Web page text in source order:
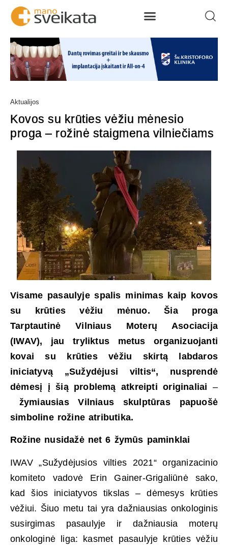
Aktualijos
Kovos su krūties vėžiu mėnesio
proga – rožinė staigmena vilniečiams
Visame pasaulyje spalis minimas kaip kovos
su krūties vėžiu mėnuo. Šia proga
Tarptautinė Vilniaus Moterų Asociacija
(IWAV), jau tryliktus metus organizuojanti
kovai su krūties vėžiu skirtą labdaros
iniciatyvą „Sužydėjusi viltis“, nusprendė
dėmesį į šią problemą atkreipti originaliai –
žymiausias Vilniaus skulptūras papuošė
simboline rožine atributika.
Rožine nusidažė net6 žymūs paminklai
IWAV „Sužydėjusios vilties 2021“ organizacinio
komiteto vadovė Erin Gainer-Grigaliūnė sako,
kad šios iniciatyvos tikslas – dėmesys krūties
vėžiui. Šiuo metu tai yra dažniausias onkologinis
susirgimas pasaulyje ir dažniausia moterų
onkologinė liga: kasmet pasaulyje krūties vėžiu